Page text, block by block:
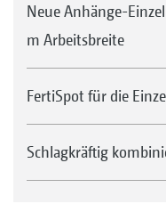
Neue Anhänge-
m Arbeitsbreite
FertiSpot für die
Schlagkräftig